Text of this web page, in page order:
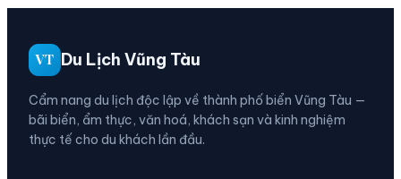
VT Du Lịch Vũng Tàu
Cẩm nang du lịch độc lập về thành phố biển Vũng Tàu —
bãi biển, ẩm thực, văn hoá, khách sạn và kinh nghiệm
thực tế cho du khách lần đầu.